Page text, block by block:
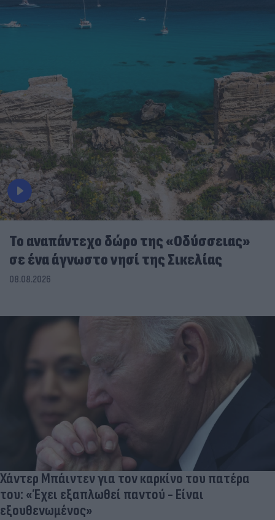
To αναπάντεχο δώρο της «Οδύσσειας»
σε ένα άγνωστο νησί της Σικελίας
08.08.2026
Χάντερ Μπάιντεν για τον καρκίνο του πατέρα
του: «Έχει εξαπλωθεί παντού - Είναι
εξουθενωμένος»